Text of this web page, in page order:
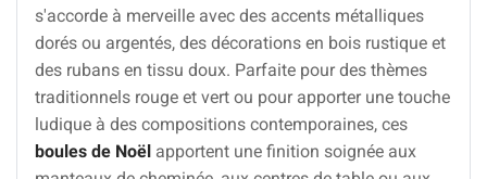
s'accorde à merveille avec des accents métalliques
dorés ou argentés, des décorations en bois rustique et
des rubans en tissu doux. Parfaite pour des thèmes
traditionnels rouge et vert ou pour apporter une touche
ludique à des compositions contemporaines, ces
boules de Noël apportent une finition soignée aux